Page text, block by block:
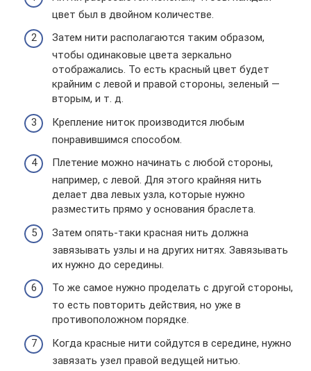
цвет был в двойном количестве.
Затем нити располагаются таким образом,
чтобы одинаковые цвета зеркально
отображались. То есть красный цвет будет
крайним с левой и правой стороны, зеленый —
вторым, и т. д.
Крепление ниток производится любым
понравившимся способом.
Плетение можно начинать с любой стороны,
например, с левой. Для этого крайняя нить
делает два левых узла, которые нужно
разместить прямо у основания браслета.
Затем опять-таки красная нить должна
завязывать узлы и на других нитях. Завязывать
их нужно до середины.
То же самое нужно проделать с другой стороны,
то есть повторить действия, но уже в
противоположном порядке.
Когда красные нити сойдутся в середине, нужно
завязать узел правой ведущей нитью.